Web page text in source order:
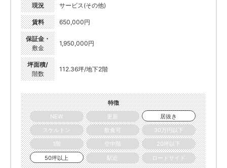
現況 サービス(その他)
賃料 650,000円
保証金・
敷金
1,950,000円
坪面積/
階数
112.36坪/地下2階
特徴
NEW
更新
居抜き
スケルトン
飲食可
30万円以下
1階
空中階
20坪以下
50坪以上
駅近 ロードサイド